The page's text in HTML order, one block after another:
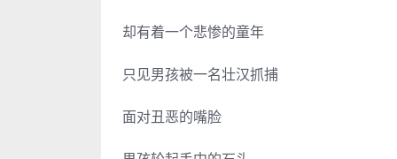
却有着一个悲惨的童年
只见男孩被一名壮汉抓捕
面对丑恶的嘴脸